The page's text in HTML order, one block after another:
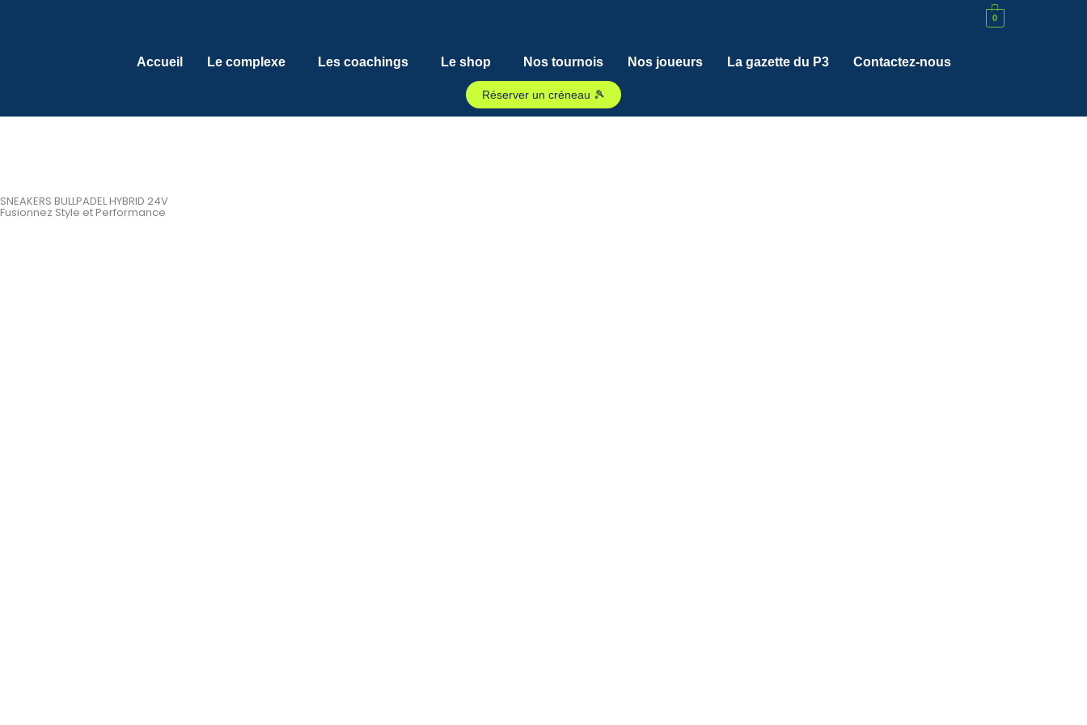
0
Accueil Le complexe Les coachings Le shop Nos tournois Nos joueurs La gazette du P3 Contactez-nous
Réserver un créneau 🎾
SNEAKERS BULLPADEL HYBRID 24V
Fusionnez Style et Performance